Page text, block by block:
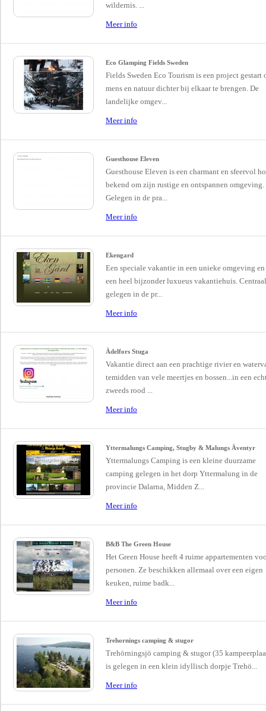
wildernis. ...
Meer info
Eco Glamping Fields Sweden
Fields Sweden Eco Tourism is een project gestart
mens en natuur dichter bij elkaar te brengen. De
landelijke omgev...
Meer info
Guesthouse Eleven
Guesthouse Eleven is een charmant en sfeervol
bekend om zijn rustige en ontspannen omgeving.
Gelegen in de pra...
Meer info
Ekengard
Een speciale vakantie in een unieke omgeving
een heel bijzonder luxueus vakantiehuis. Centraal
gelegen in de pr...
Meer info
Ädelfors Stuga
Vakantie direct aan een prachtige rivier en
temidden van vele meertjes en bossen...in een
zweeds rood ...
Meer info
Yttermalungs Camping, Stugby & Malungs Äventyr
Yttermalungs Camping is een kleine duurzame
camping gelegen in het dorp Yttermalung in de
provincie Dalarna, Midden Z...
Meer info
B&B The Green House
Het Green House heeft 4 ruime appartementen
personen. Ze beschikken allemaal over een eigen
keuken, ruime badk...
Meer info
Trehornings camping & stugor
Trehörningsjö camping & stugor (35
is gelegen in een klein idyllisch dorpje Trehö...
Meer info